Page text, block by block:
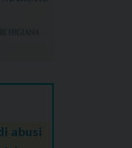
abusi